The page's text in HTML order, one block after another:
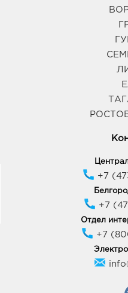
+7
+7
Отдел
+7